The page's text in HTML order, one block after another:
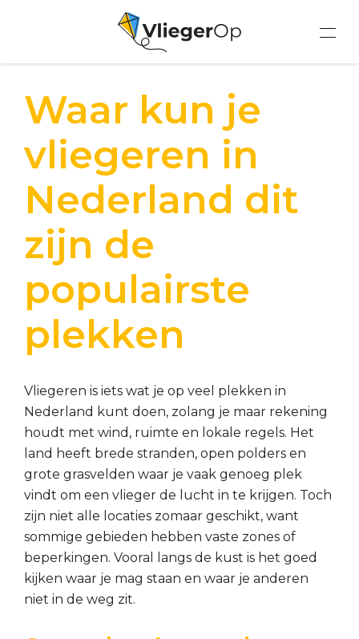
Waar kun je
vliegeren in
Nederland dit
zijn de
populairste
plekken
Vliegeren is iets wat je op veel plekken in
Nederland kunt doen, zolang je maar rekening
houdt met wind, ruimte en lokale regels. Het
land heeft brede stranden, open polders en
grote grasvelden waar je vaak genoeg plek
vindt om een vlieger de lucht in te krijgen. Toch
zijn niet alle locaties zomaar geschikt, want
sommige gebieden hebben vaste zones of
beperkingen. Vooral langs de kust is het goed
kijken waar je mag staan en waar je anderen
niet in de weg zit.